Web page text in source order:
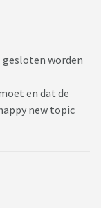
gesloten worden
en dat de
new topic